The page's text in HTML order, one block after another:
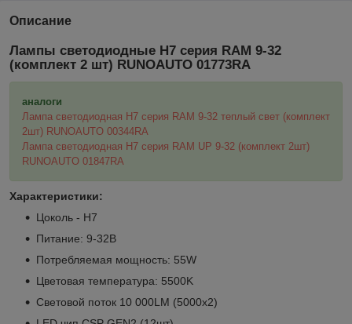
Описание
Лампы светодиодные H7 серия RAM 9-32
(комплект 2 шт) RUNOAUTO 01773RA
аналоги
Лампа светодиодная H7 серия RAM 9-32 теплый свет (комплект
2шт) RUNOAUTO 00344RA
Лампа светодиодная H7 серия RAM UP 9-32 (комплект 2шт)
RUNOAUTO 01847RA
Характеристики:
Цоколь - H7
Питание: 9-32В
Потребляемая мощность: 55W
Цветовая температура: 5500K
Световой поток 10 000LM (5000х2)